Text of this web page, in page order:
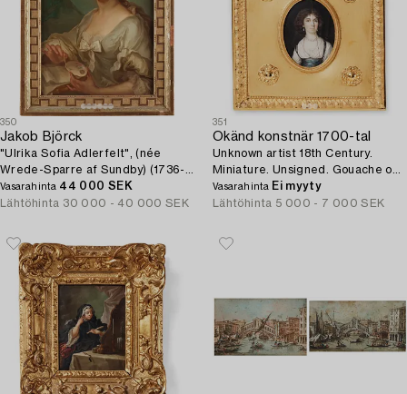
350
Jakob Björck
"Ulrika Sofia Adlerfelt", (née
Wrede-Sparre af Sundby) (1736-
1765).
Vasarahinta 44 000 SEK
Lähtöhinta 30 000 - 40 000 SEK
351
Okänd konstnär 1700-tal
Unknown artist 18th Century.
Miniature. Unsigned. Gouache on
bone 6 x 4,5 cm (inc. frame 13,5 x
12 cm).
Vasarahinta Ei myyty
Lähtöhinta 5 000 - 7 000 SEK